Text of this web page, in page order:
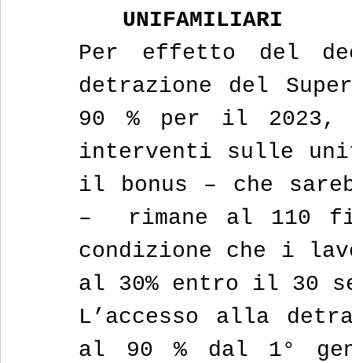
UNIFAMILIARI
Per effetto del
detrazione del
90 % per il 2023,
interventi sulle
il bonus – che
–  rimane al 110
condizione che i
al 30% entro il 30
L’accesso alla
al 90 % dal 1°